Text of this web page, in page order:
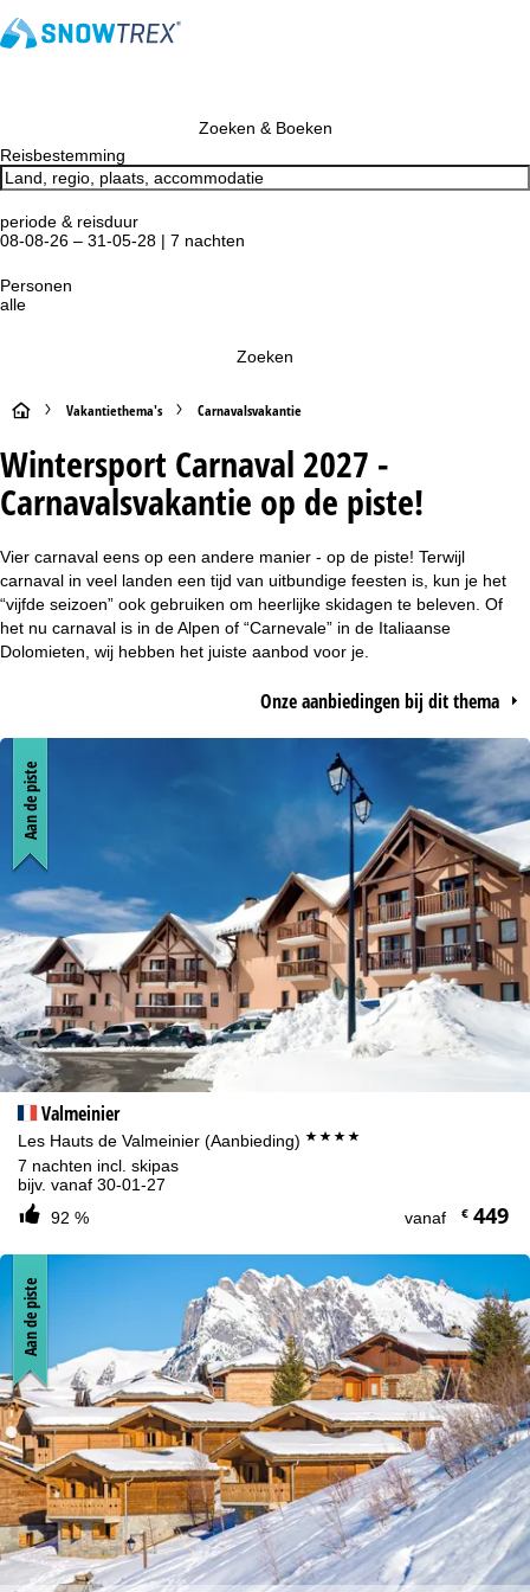
Cookie-informatie
Om onze website te optimaliseren, gebruiken we cookies om
gebruiksinformatie te verzamelen, die wij, TravelTrex GmbH, ook
delen met onze partners. Gebruiksprofielen worden aangemaakt
op basis van uw activiteiten met behulp van eindapparaat- en
browserinformatie. Deze gebruiksprofielen worden gebruikt voor
statistische analyse, individuele productaanbevelingen,
geïndividualiseerde reclame en bereikmeting. Hiervoor hebben wij
uw toestemming nodig (op elk moment in te trekken), wat ook de
overdracht van bepaalde persoonlijke gegevens aan derde
Zoeken & Boeken
Reisbestemming
periode & reisduur
08-08-26 – 31-05-28 | 7 nachten
Personen
alle
Zoeken
S
t
a
r
t
p
i
n
a
Vakantiethema's Carnavalsvakantie
Wintersport Carnaval 2027 -
Carnavalsvakantie op de piste!
Vier carnaval eens op een andere manier - op de piste! Terwijl
carnaval in veel landen een tijd van uitbundige feesten is, kun je het
“vijfde seizoen” ook gebruiken om heerlijke skidagen te beleven. Of
het nu carnaval is in de Alpen of “Carnevale” in de Italiaanse
Dolomieten, wij hebben het juiste aanbod voor je.
Onze aanbiedingen bij dit thema
Valmeinier
Les Hauts de Valmeinier (Aanbieding) ****
7 nachten incl. skipas
bijv. vanaf 30-01-27
92 %
vanaf €449
Aan de piste
Aan de piste